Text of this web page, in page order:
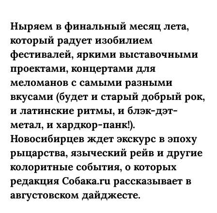
Ныряем в финальный месяц лета,
который радует изобилием
фестивалей, яркими выставочными
проектами, концертами для
меломанов с самыми разными
вкусами (будет и старый добрый рок,
и латинские ритмы, и блэк-дэт-
метал, и хардкор-панк!).
Новосибирцев ждет экскурс в эпоху
рыцарства, языческий рейв и другие
колоритные события, о которых
редакция Собака.ru рассказывает в
августовском дайджесте.